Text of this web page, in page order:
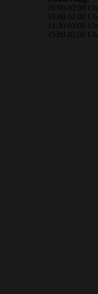
20:00-02:00 Uhr
18:00-02:00 Uhr
14:30-03:00 Uhr
15:00-02:00 Uhr